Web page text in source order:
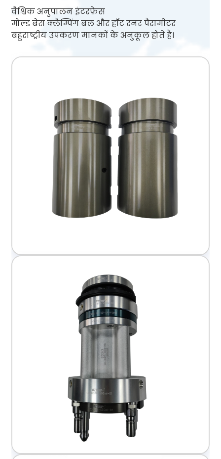
वैश्विक अनुपालन इंटरफ़ेस
मोल्ड बेस क्लैम्पिंग बल और हॉट रनर पैरामीटर
बहुराष्ट्रीय उपकरण मानकों के अनुकूल होते हैं।